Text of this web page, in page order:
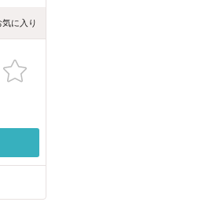
気に入り